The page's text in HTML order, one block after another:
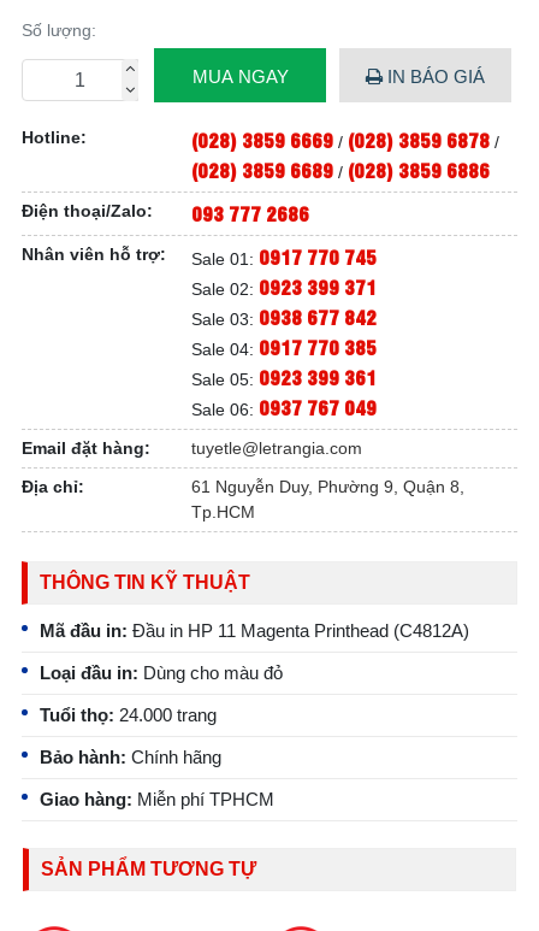
Số lượng:
MUA NGAY IN BÁO GIÁ
Hotline: (028) 3859 6669 / (028) 3859 6878 /
(028) 3859 6689 / (028) 3859 6886
Điện thoại/Zalo: 093 777 2686
Nhân viên hỗ trợ: Sale 01: 0917 770 745
Sale 02: 0923 399 371
Sale 03: 0938 677 842
Sale 04: 0917 770 385
Sale 05: 0923 399 361
Sale 06: 0937 767 049
Email đặt hàng:
tuyetle@letrangia.com
Địa chỉ:
61 Nguyễn Duy, Phường 9, Quận 8,
Tp.HCM
THÔNG TIN KỸ THUẬT
Mã đầu in: Đầu in HP 11 Magenta Printhead (C4812A)
Loại đầu in: Dùng cho màu đỏ
Tuổi thọ: 24.000 trang
Bảo hành: Chính hãng
Giao hàng: Miễn phí TPHCM
SẢN PHẨM TƯƠNG TỰ